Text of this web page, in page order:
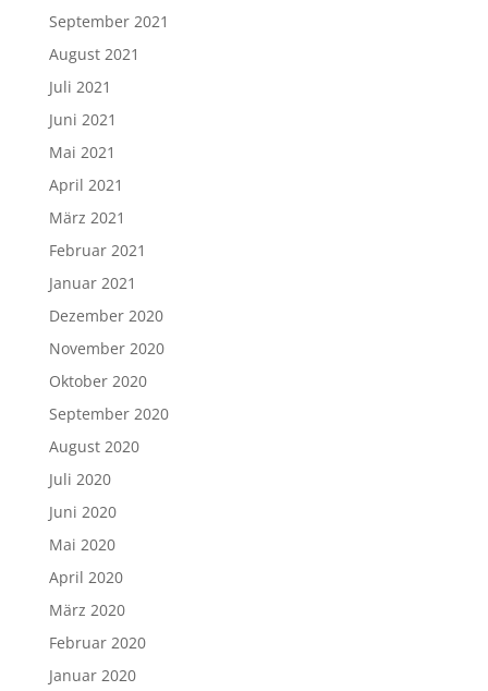
September 2021
August 2021
Juli 2021
Juni 2021
Mai 2021
April 2021
März 2021
Februar 2021
Januar 2021
Dezember 2020
November 2020
Oktober 2020
September 2020
August 2020
Juli 2020
Juni 2020
Mai 2020
April 2020
März 2020
Februar 2020
Januar 2020